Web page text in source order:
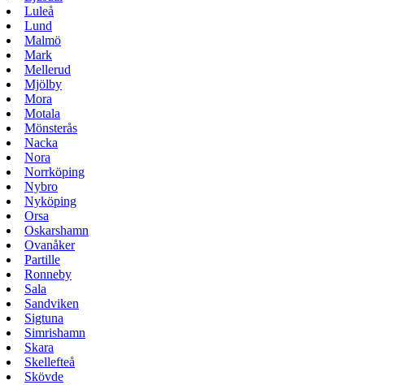
Luleå
Lund
Malmö
Mark
Mellerud
Mjölby
Mora
Motala
Mönsterås
Nacka
Nora
Norrköping
Nybro
Nyköping
Orsa
Oskarshamn
Ovanåker
Partille
Ronneby
Sala
Sandviken
Sigtuna
Simrishamn
Skara
Skellefteå
Skövde